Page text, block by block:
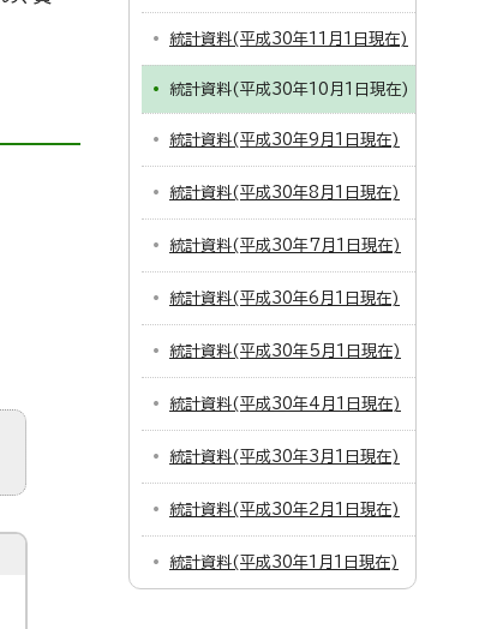
統計資料(平成30年11月1日現在)
統計資料(平成30年10月1日現在)
統計資料(平成30年9月1日現在)
統計資料(平成30年8月1日現在)
統計資料(平成30年7月1日現在)
統計資料(平成30年6月1日現在)
統計資料(平成30年5月1日現在)
統計資料(平成30年4月1日現在)
統計資料(平成30年3月1日現在)
統計資料(平成30年2月1日現在)
統計資料(平成30年1月1日現在)